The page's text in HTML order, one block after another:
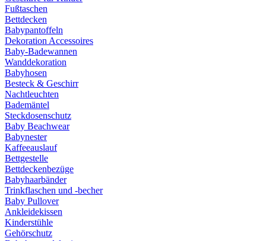
Fußtaschen
Bettdecken
Babypantoffeln
Dekoration Accessoires
Baby-Badewannen
Wanddekoration
Babyhosen
Besteck & Geschirr
Nachtleuchten
Bademäntel
Steckdosenschutz
Baby Beachwear
Babynester
Kaffeeauslauf
Bettgestelle
Bettdeckenbezüge
Babyhaarbänder
Trinkflaschen und -becher
Baby Pullover
Ankleidekissen
Kinderstühle
Gehörschutz